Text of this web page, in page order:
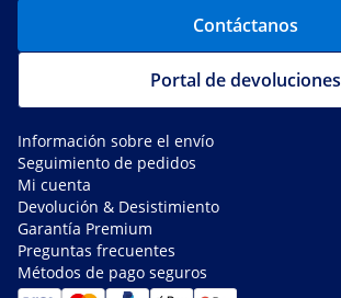
Contáctanos
Portal de devoluciones
Información sobre el envío
Seguimiento de pedidos
Mi cuenta
Devolución & Desistimiento
Garantía Premium
Preguntas frecuentes
Métodos de pago seguros